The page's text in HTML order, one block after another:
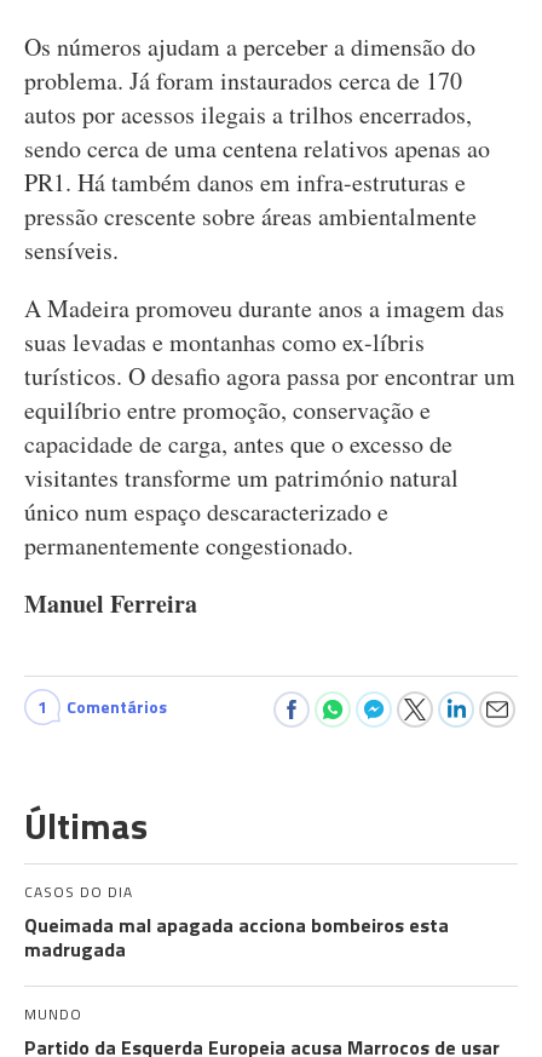
Os números ajudam a perceber a dimensão do
problema. Já foram instaurados cerca de 170
autos por acessos ilegais a trilhos encerrados,
sendo cerca de uma centena relativos apenas ao
PR1. Há também danos em infra-estruturas e
pressão crescente sobre áreas ambientalmente
sensíveis.
A Madeira promoveu durante anos a imagem das
suas levadas e montanhas como ex-líbris
turísticos. O desafio agora passa por encontrar um
equilíbrio entre promoção, conservação e
capacidade de carga, antes que o excesso de
visitantes transforme um património natural
único num espaço descaracterizado e
permanentemente congestionado.
Manuel Ferreira
1 Comentários
Últimas
CASOS DO DIA
Queimada mal apagada acciona bombeiros esta
madrugada
MUNDO
Partido da Esquerda Europeia acusa Marrocos de usar